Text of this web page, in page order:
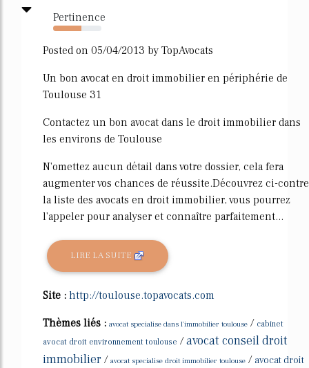
Pertinence
58%
Posted on 05/04/2013 by TopAvocats
Un bon avocat en droit immobilier en périphérie de
Toulouse 31
Contactez un bon avocat dans le droit immobilier dans
les environs de Toulouse
N'omettez aucun détail dans votre dossier, cela fera
augmenter vos chances de réussite.Découvrez ci-contre
la liste des avocats en droit immobilier, vous pourrez
l'appeler pour analyser et connaître parfaitement...
LIRE LA SUITE
Site : http://toulouse.topavocats.com
Thèmes liés : avocat specialise dans l'immobilier toulouse / cabinet
avocat droit environnement toulouse /avocat conseil droit
immobilier / avocat specialise droit immobilier toulouse / avocat droit